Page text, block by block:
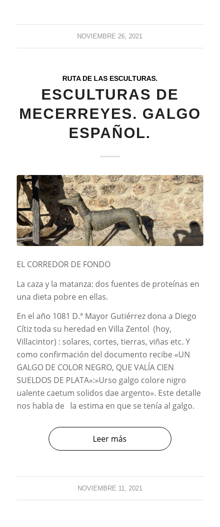
NOVIEMBRE 26, 2021
RUTA DE LAS ESCULTURAS.
ESCULTURAS DE
MECERREYES. GALGO
ESPAÑOL.
EL CORREDOR DE FONDO
La caza y la matanza: dos fuentes de proteínas en
una dieta pobre en ellas.
En el año 1081 D.ª Mayor Gutiérrez dona a Diego
Cítiz toda su heredad en Villa Zentol (hoy,
Villacintor) : solares, cortes, tierras, viñas etc. Y
como confirmación del documento recibe «UN
GALGO DE COLOR NEGRO, QUE VALÍA CIEN
SUELDOS DE PLATA»:»Urso galgo colore nigro
ualente caetum solidos dae argento». Este detalle
nos habla de la estima en que se tenía al galgo.
Leer más
NOVIEMBRE 11, 2021